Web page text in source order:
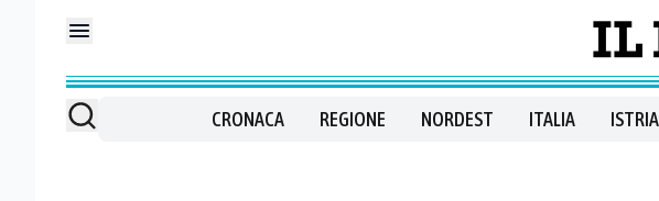
CRONACA REGIONE NORDEST ITALIA